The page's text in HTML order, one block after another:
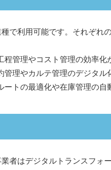
で利用可能です。それぞ
管理やコスト管理の効率化
理やカルテ管理のデジタ
トの最適化や在庫管理の
者はデジタルトランスフォ